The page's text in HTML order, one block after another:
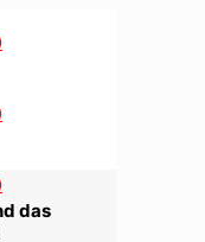
das